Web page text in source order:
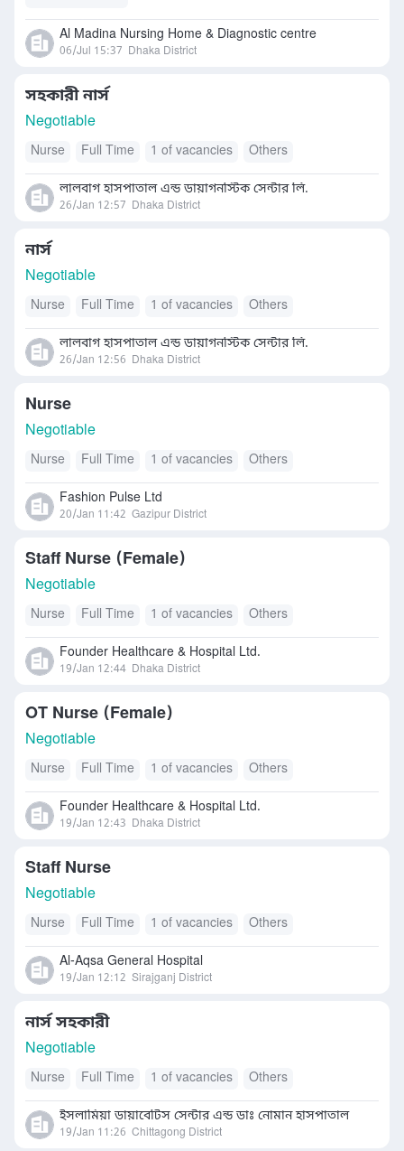
Al Madina Nursing Home & Diagnostic centre
06/Jul 15:37 Dhaka District
সহকারী নার্স
Negotiable
Nurse Full Time 1 of vacancies Others
লালবাগ হাসপাতাল এন্ড ডায়াগনস্টিক সেন্টার লি.
26/Jan 12:57 Dhaka District
নার্স
Negotiable
Nurse Full Time 1 of vacancies Others
লালবাগ হাসপাতাল এন্ড ডায়াগনস্টিক সেন্টার লি.
26/Jan 12:56 Dhaka District
Nurse
Negotiable
Nurse Full Time 1 of vacancies Others
Fashion Pulse Ltd
20/Jan 11:42 Gazipur District
Staff Nurse (Female)
Negotiable
Nurse Full Time 1 of vacancies Others
Founder Healthcare & Hospital Ltd.
19/Jan 12:44 Dhaka District
OT Nurse (Female)
Negotiable
Nurse Full Time 1 of vacancies Others
Founder Healthcare & Hospital Ltd.
19/Jan 12:43 Dhaka District
Staff Nurse
Negotiable
Nurse Full Time 1 of vacancies Others
Al-Aqsa General Hospital
19/Jan 12:12 Sirajganj District
নার্স সহকারী
Negotiable
Nurse Full Time 1 of vacancies Others
ইসলামিয়া ডায়াবেটিস সেন্টার এন্ড ডাঃ নোমান হাসপাতাল
19/Jan 11:26 Chittagong District